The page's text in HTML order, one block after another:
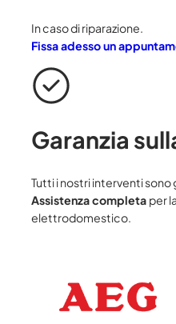
In caso di riparazione.
Fissa adesso un
Garanzia
Tutti i nostri interventi
Assistenza completa per
elettrodomestico.